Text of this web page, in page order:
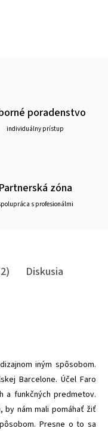
poradenstvo
individuálny prístup
Partnerská zóna
s profesionálmi
Diskusia
iným spôsobom.
Barcelone. Účel Faro
a funkčných predmetov.
by nám mali pomáhať žiť
Presne o to sa